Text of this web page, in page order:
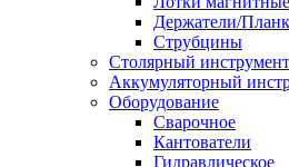
Держатели/
Струбцины
Столярный инструмент
Аккумуляторный
Оборудование
Сварочное
Кантователи
Гидравлическое